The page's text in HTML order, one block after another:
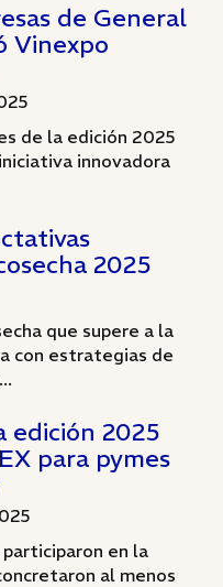
de General
Vinexpo
de la edición 2025
innovadora
2025
que supere a la
con estrategias de
edición 2025
para pymes
en la
al menos